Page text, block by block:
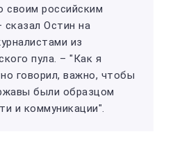
своим российским
сказал Остин на
из
пула. – "Как я
говорил, важно, чтобы
были образцом
и коммуникации".